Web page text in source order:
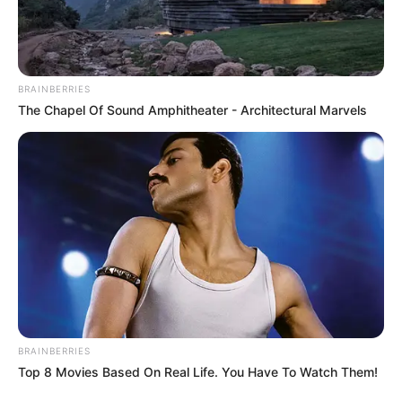
BRAINBERRIES
The Chapel Of Sound Amphitheater - Architectural Marvels
BRAINBERRIES
Top 8 Movies Based On Real Life. You Have To Watch Them!